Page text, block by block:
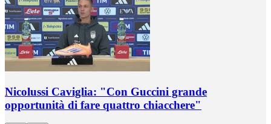
Nicolussi Caviglia: "Con Guccini grande
opportunità di fare quattro chiacchere"